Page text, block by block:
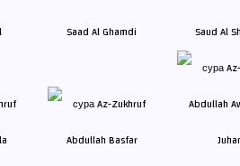
Saad Al Ghamdi Saud Al